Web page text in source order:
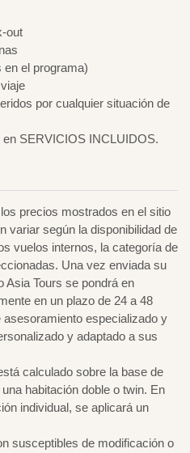
out
el programa)
por cualquier situación de
SERVICIOS INCLUIDOS.
precios mostrados en el sitio
variar según la disponibilidad de
vuelos internos, la categoría de
Una vez enviada su
Asia Tours se pondrá en
en un plazo de 24 a 48
asesoramiento especializado y
y adaptado a sus
calculado sobre la base de
habitación doble o twin. En
individual, se aplicará un
susceptibles de modificación o